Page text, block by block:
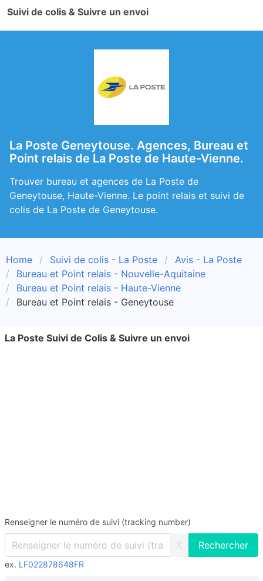
Suivi de colis & Suivre un envoi
La Poste Geneytouse. Agences, Bureau et
Point relais de La Poste de Haute-Vienne.
Trouver bureau et agences de La Poste de
Geneytouse, Haute-Vienne. Le point relais et suivi de
colis de La Poste de Geneytouse.
Home Suivi de colis - La Poste
Avis - La Poste
Bureau et Point relais - Nouvelle-Aquitaine
Bureau et Point relais - Haute-Vienne
Bureau et Point relais - Geneytouse
La Poste Suivi de Colis & Suivre un envoi
Renseigner le numéro de suivi (tracking number)
X
ex. LF022878648FR